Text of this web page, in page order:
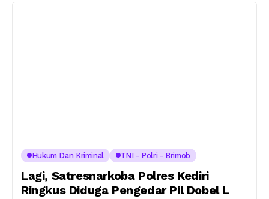
Hukum Dan Kriminal TNI - Polri - Brimob
Lagi, Satresnarkoba Polres Kediri
Ringkus Diduga Pengedar Pil Dobel L